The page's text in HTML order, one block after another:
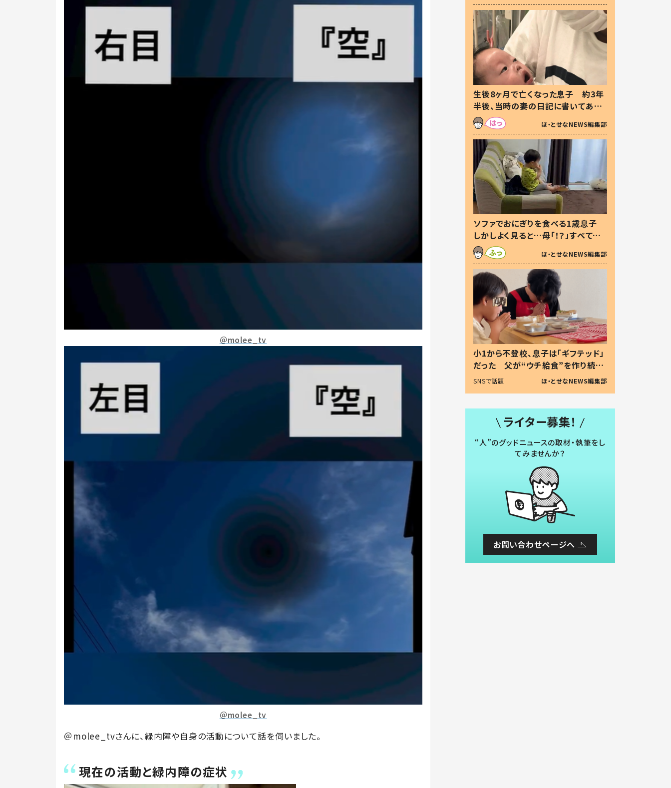
＠molee_tv
＠molee_tv
＠molee_tvさんに、緑内障や自身の活動について話を伺いました。
現在の活動と緑内障の症状
生後8ヶ月で亡くなった息子 約3年
半後、当時の妻の日記に書いてあっ
た本音とは
ほ・とせなNEWS編集部
ソファでおにぎりを食べる1歳息子
しかしよく見ると…母「！？」すべてを
察した母の投稿に「可愛いから許
す！」「現行犯〜」
ほ・とせなNEWS編集部
小1から不登校、息子は「ギフテッド」
だった 父が“ウチ給食”を作り続け
る理由とは #令和の親 #令和の子
SNSで話題 ほ・とせなNEWS編集部
ライター募集！
“人”のグッドニュースの取材・執筆をし
てみませんか？
お問い合わせページへ